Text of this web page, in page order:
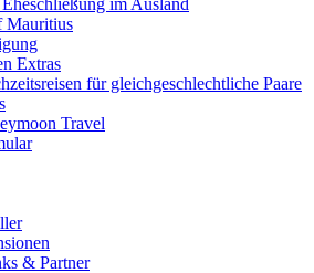
Mauritius
Extras
für gleichgeschlechtliche Paare
Travel
& Partner